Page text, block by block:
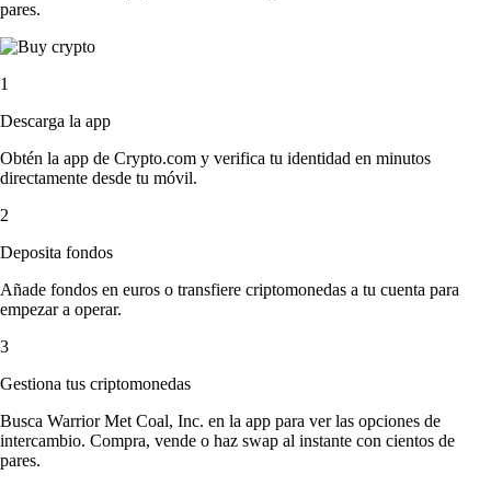
pares.
1
Descarga la app
Obtén la app de Crypto.com y verifica tu identidad en minutos
directamente desde tu móvil.
2
Deposita fondos
Añade fondos en euros o transfiere criptomonedas a tu cuenta para
empezar a operar.
3
Gestiona tus criptomonedas
Busca Warrior Met Coal, Inc. en la app para ver las opciones de
intercambio. Compra, vende o haz swap al instante con cientos de
pares.